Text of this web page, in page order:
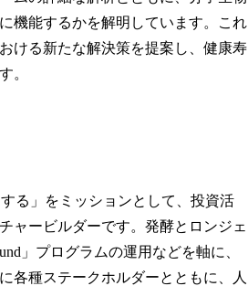
機能するかを解明しています。これ
ける新たな解決策を提案し、健康寿
。
る」をミッションとして、投資活
ャービルダーです。発酵とロンジェ
」プログラムの運用などを軸に、
各種ステークホルダーとともに、人